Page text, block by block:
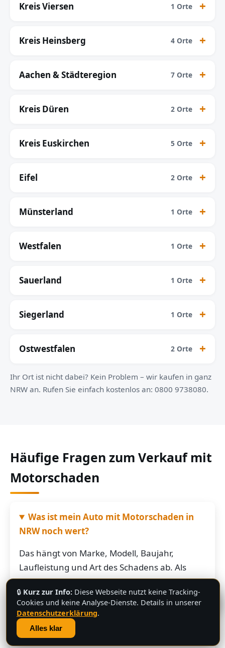
Kreis Viersen 1 Orte
Kreis Heinsberg 4 Orte
Aachen & Städteregion 7 Orte
Kreis Düren 2 Orte
Kreis Euskirchen 5 Orte
Eifel 2 Orte
Münsterland 1 Orte
Westfalen 1 Orte
Sauerland 1 Orte
Siegerland 1 Orte
Ostwestfalen 2 Orte
Ihr Ort ist nicht dabei? Kein Problem – wir kaufen in ganz
NRW an. Rufen Sie einfach kostenlos an: 0800 9738080.
Häufige Fragen zum Verkauf mit
Motorschaden
Was ist mein Auto mit Motorschaden in
NRW noch wert?
Das hängt von Marke, Modell, Baujahr,
Laufleistung und Art des Schadens ab. Als
grobe Richtung: Fahrzeuge mit Motorschaden
bringen je nach Restwert der Karosserie und
der Teile oft noch mehrere hundert bis
mehrere tausend Euro. Schicken Sie uns die
Fahrzeugdaten – Sie bekommen von uns eine
💬
🔒 Kurz zur Info: Diese Webseite nutzt keine Tracking-
Cookies und keine Analyse-Dienste. Details in unserer
Datenschutzerklärung.
Alles klar